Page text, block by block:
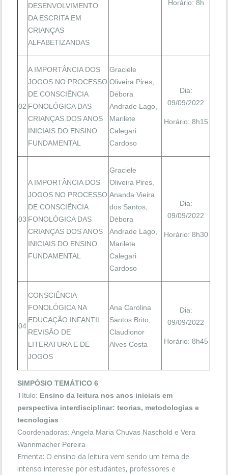
DESENVOLVIMENTO
DA ESCRITA EM
CRIANÇAS
ALFABETIZANDAS
Horário: 8h
02
A IMPORTÂNCIA DOS
JOGOS NO PROCESSO
DE CONSCIÊNCIA
FONOLÓGICA DAS
CRIANÇAS DOS ANOS
INICIAIS DO ENSINO
FUNDAMENTAL
Graciele
Oliveira Pires,
Débora
Andrade Lago,
Marilete
Calegari
Cardoso
Dia:
09/09/2022
Horário: 8h15
03
A IMPORTÂNCIA DOS
JOGOS NO PROCESSO
DE CONSCIÊNCIA
FONOLÓGICA DAS
CRIANÇAS DOS ANOS
INICIAIS DO ENSINO
FUNDAMENTAL
Graciele
Oliveira Pires,
Ananda Vieira
dos Santos,
Débora
Andrade Lago,
Marilete
Calegari
Cardoso
Dia:
09/09/2022
Horário: 8h30
04
CONSCIÊNCIA
FONOLÓGICA NA
EDUCAÇÃO INFANTIL:
REVISÃO DE
LITERATURA E DE
JOGOS
Ana Carolina
Santos Brito,
Claudionor
Alves Costa
Dia:
09/09/2022
Horário: 8h45
SIMPÓSIO TEMÁTICO 6
Título: Ensino da leitura nos anos iniciais em
perspectiva interdisciplinar:teorias, metodologias e
tecnologias
Coordenadoras: Angela Maria Chuvas Naschold e Vera
Wannmacher Pereira
Ementa: O ensino da leitura vem sendo um tema de
intenso interesse por estudantes, professores e